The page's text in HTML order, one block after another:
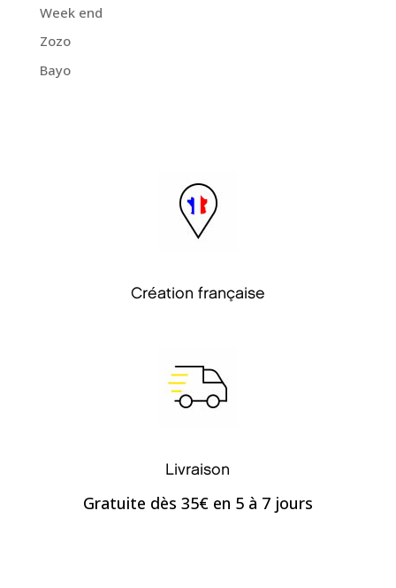
Week end
Zozo
Bayo
Création française
Livraison
Gratuite dès 35€ en 5 à 7 jours